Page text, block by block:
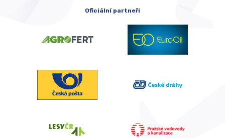
Oficiální partneři